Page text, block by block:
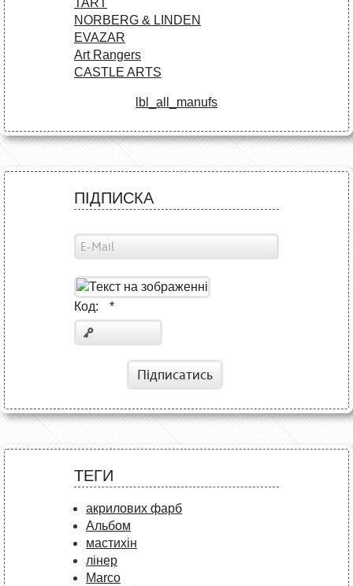
NORBERG & LINDEN
EVAZAR
Art Rangers
CASTLE ARTS
lbl_all_manufs
ПІДПИСКА
Код: *
Підписатись
ТЕГИ
акрилових фарб
Альбом
мастихін
лінер
Marco